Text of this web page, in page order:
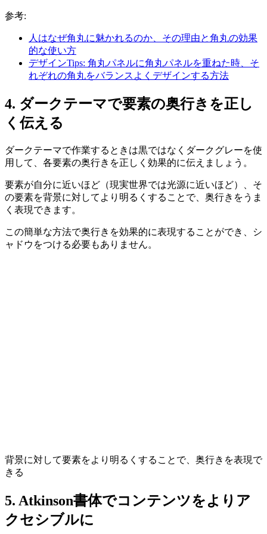
参考:
人はなぜ角丸に魅かれるのか、その理由と角丸の効果
的な使い方
デザインTips: 角丸パネルに角丸パネルを重ねた時、そ
れぞれの角丸をバランスよくデザインする方法
4. ダークテーマで要素の奥行きを正し
く伝える
ダークテーマで作業するときは黒ではなくダークグレーを使
用して、各要素の奥行きを正しく効果的に伝えましょう。
要素が自分に近いほど（現実世界では光源に近いほど）、そ
の要素を背景に対してより明るくすることで、奥行きをうま
く表現できます。
この簡単な方法で奥行きを効果的に表現することができ、シ
ャドウをつける必要もありません。
背景に対して要素をより明るくすることで、奥行きを表現で
きる
5. Atkinson書体でコンテンツをよりア
クセシブルに